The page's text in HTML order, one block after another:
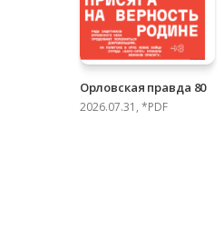
Орловская правда 80
2026.07.31, *PDF